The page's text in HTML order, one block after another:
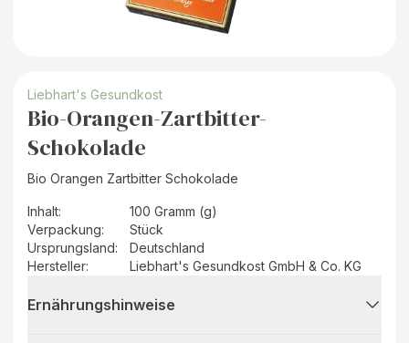
Liebhart's Gesundkost
Bio-Orangen-Zartbitter-
Schokolade
Bio Orangen Zartbitter Schokolade
Inhalt:
100 Gramm (g)
Verpackung:
Stück
Ursprungsland:
Deutschland
Hersteller: Liebhart's Gesundkost GmbH & Co. KG
Ernährungshinweise